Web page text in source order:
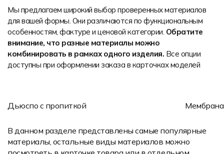
Мы предлагаем широкий выбор проверенных материалов
для вашей формы. Они различаются по функциональным
особенностям, фактуре и ценовой категории. Обратите
внимание, что разные материалы можно
комбинировать в рамках одного изделия. Все опции
доступны при оформлении заказа в карточках моделей
Растяжимость
Влагоотведение
Лёгкость
Износостойкость
Область применения: ветровки, куртки, парадные
Мягкая и легкая ветрозащитная ткань с
водоотталкиваюшей пропиткой. Хорошие
воздухообменные качества, быстро сохнет. Бывает
Дьюспо с пропиткой
Яркость
Область
Мембрана
В данном разделе представлены самые популярные
материалы, остальные виды материалов можно